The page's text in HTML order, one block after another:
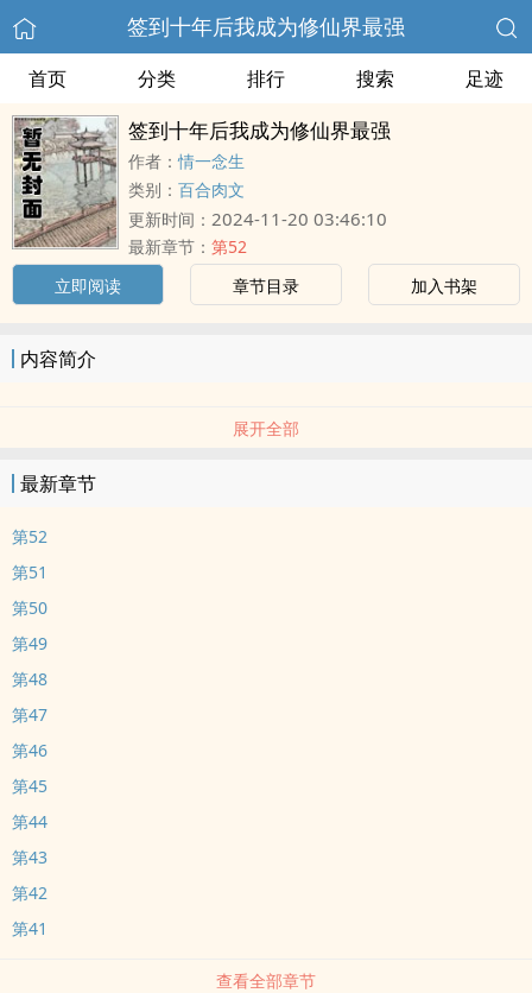
签到十年后我成为修仙界最强
首页 分类 排行 搜索 足迹
签到十年后我成为修仙界最强
作者：情一念生
类别： 百合肉文
更新时间： 2024-11-20 03:46:10
最新章节： 第52
立即阅读
章节目录 加入书架
内容简介
展开全部
最新章节
第52
第51
第50
第49
第48
第47
第46
第45
第44
第43
第42
第41
查看全部章节